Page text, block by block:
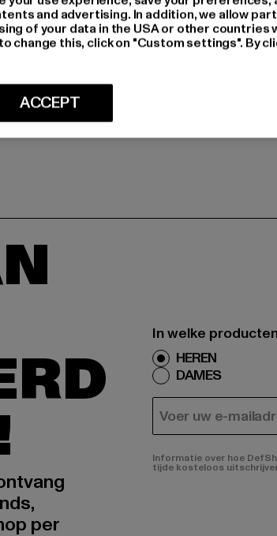
65,79
prijs: EUR 65,79
per
In welke
HEREN
DAMES
E-MAIL
Informatie over hoe
tijde kosteloos
and advertising. In addition, we allow
of your data in the USA or other countries
change this, click on "Custom settings". By
ACCEPT